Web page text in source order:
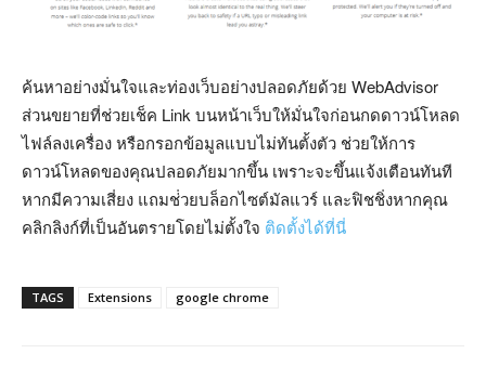
ค้นหาอย่างมั่นใจและท่องเว็บอย่างปลอดภัยด้วย WebAdvisor
ส่วนขยายที่ช่วยเช็ค Link บนหน้าเว็บให้มั่นใจก่อนกดดาวน์โหลด
ไฟล์ลงเครื่อง หรือกรอกข้อมูลแบบไม่ทันตั้งตัว ช่วยให้การ
ดาวน์โหลดของคุณปลอดภัยมากขึ้น เพราะจะขึ้นแจ้งเตือนทันที
หากมีความเสี่ยง แถมช่่วยบล็อกไซต์มัลแวร์ และฟิชชิ่งหากคุณ
คลิกลิงก์ที่เป็นอันตรายโดยไม่ตั้งใจ ติดตั้งได้ที่นี่
TAGS Extensions google chrome